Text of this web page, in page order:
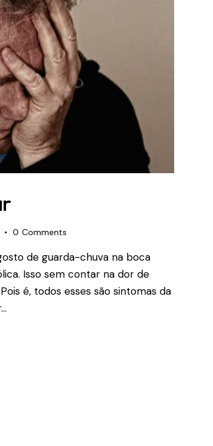
0 Comments
de guarda-chuva na boca
Isso sem contar na dor de
é, todos esses são sintomas da